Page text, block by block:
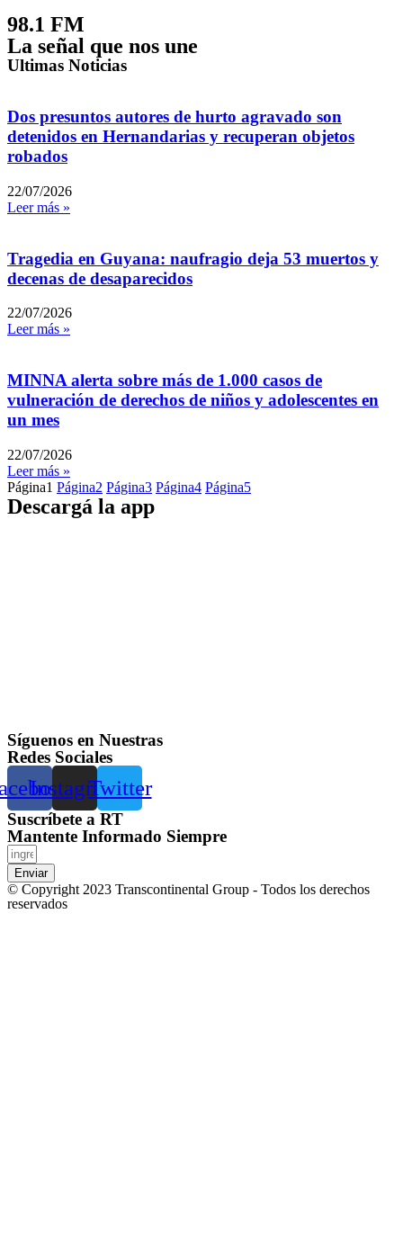
98.1 FM
La señal que nos une
Ultimas Noticias
Dos presuntos autores de hurto agravado son
detenidos en Hernandarias y recuperan objetos
robados
22/07/2026
Leer más »
Tragedia en Guyana: naufragio deja 53 muertos y
decenas de desaparecidos
22/07/2026
Leer más »
MINNA alerta sobre más de 1.000 casos de
vulneración de derechos de niños y adolescentes en
un mes
22/07/2026
Leer más »
Página1 Página2 Página3 Página4 Página5
Descargá la app
Síguenos en Nuestras
Redes Sociales
InstagramTwitter
Suscríbete a RT
Mantente Informado Siempre
Enviar
© Copyright 2023 Transcontinental Group - Todos los derechos
reservados